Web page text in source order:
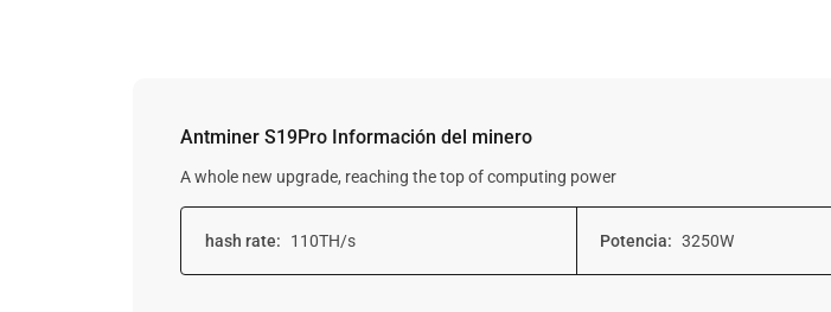
Antminer S19Pro Información del minero
A whole new upgrade, reaching the top of computing power
hash rate: 110TH/s Potencia: 3250W